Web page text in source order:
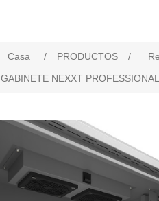
Casa / PRODUCTOS /
GABINETE NEXXT